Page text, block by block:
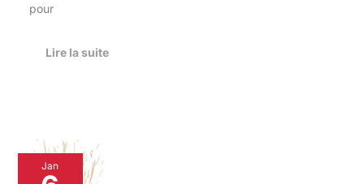
pour
Lire la suite
Jan
Test
: